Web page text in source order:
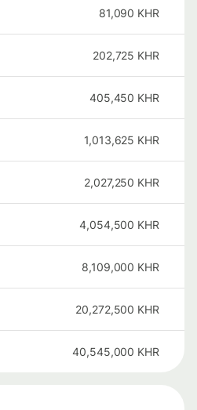
81,090 KHR
202,725 KHR
405,450 KHR
1,013,625 KHR
2,027,250 KHR
4,054,500 KHR
8,109,000 KHR
20,272,500 KHR
40,545,000 KHR